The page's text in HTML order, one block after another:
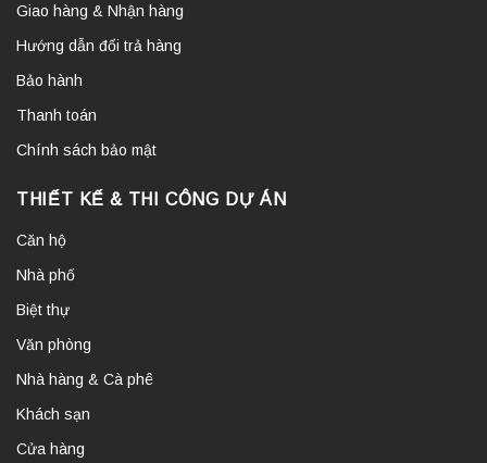
Giao hàng & Nhận hàng
Hướng dẫn đổi trả hàng
Bảo hành
Thanh toán
Chính sách bảo mật
THIẾT KẾ & THI CÔNG DỰ ÁN
Căn hộ
Nhà phố
Biệt thự
Văn phòng
Nhà hàng & Cà phê
Khách sạn
Cửa hàng